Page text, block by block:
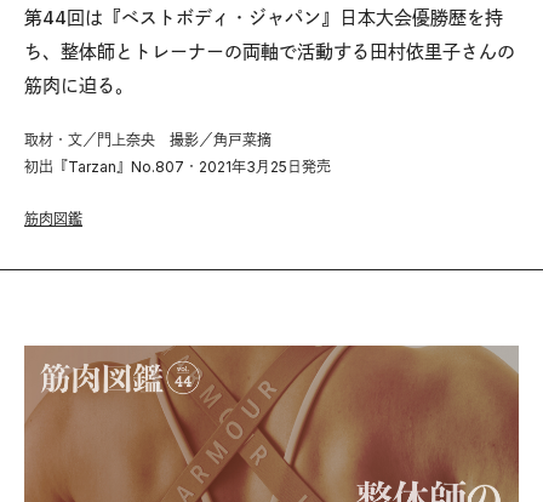
第44回は『ベストボディ・ジャパン』日本大会優勝歴を持
ち、整体師とトレーナーの両軸で活動する田村依里子さんの
筋肉に迫る。
取材・文／門上奈央 撮影／角戸菜摘
初出『Tarzan』No.807・2021年3月25日発売
筋肉図鑑